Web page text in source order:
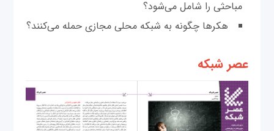
مباحثی را شامل می‌شود؟
هکرها چگونه به شبکه محلی مجازی حمله می‌کنند؟
عصر شبکه